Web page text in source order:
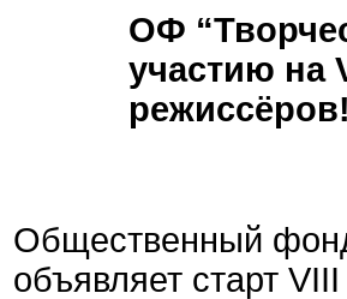
ОФ
участию
режиссёров!
Общественный
объявляет старт